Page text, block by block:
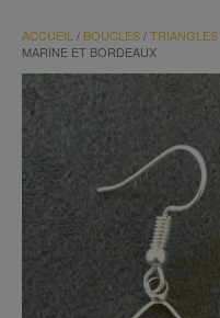
ACCUEIL / BOUCLES/TRIANGLES
MARINE ET BORDEAUX